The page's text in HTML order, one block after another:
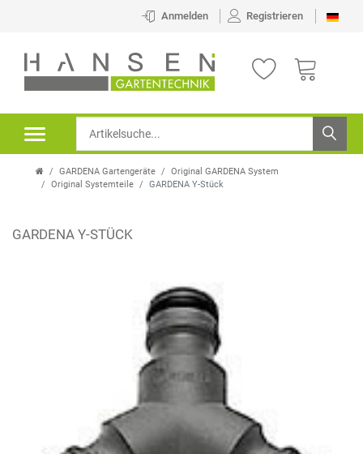
Anmelden Registrieren
GARDENA Gartengeräte
Original GARDENA System
Original Systemteile
GARDENA Y-Stück
GARDENA Y-STÜCK